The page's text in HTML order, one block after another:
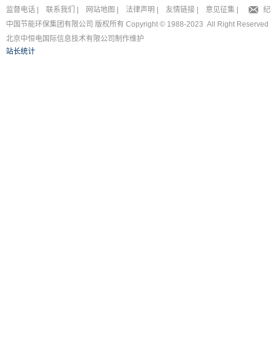
监督电话 联系我们 网站地图 法律声明 友情链接 意见征集
中国节能环保集团有限公司 版权所有 Copyright © 1988-2023 All Right Reserved
北京中恒电国际信息技术有限公司 制作维护
站长统计